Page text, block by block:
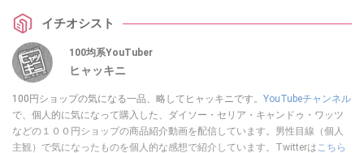
イチオシスト
100均系YouTuber
ヒャッキニ
100円ショップの気になる一品、略してヒャッキニです。 YouTubeチャンネル
で、個人的に気になって購入した、ダイソー・セリア・キャンドゥ・ワッツ
などの１００円ショップの商品紹介動画を配信しています。男性目線（個人
主観）で気になったものを個人的な感想で紹介しています。Twitterはこちら